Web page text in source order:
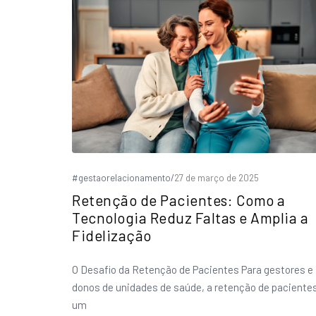
#gestaorelacionamento/27 de março de 2025
Retenção de Pacientes: Como a
Tecnologia Reduz Faltas e Amplia a
Fidelização
O Desafio da Retenção de Pacientes Para gestores e
donos de unidades de saúde, a retenção de
um